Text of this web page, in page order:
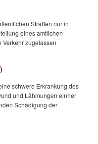
Straßen nur in
eines amtlichen
Verkehr zugelassen
schwere Erkrankung des
und Lähmungen einher
Schädigung der